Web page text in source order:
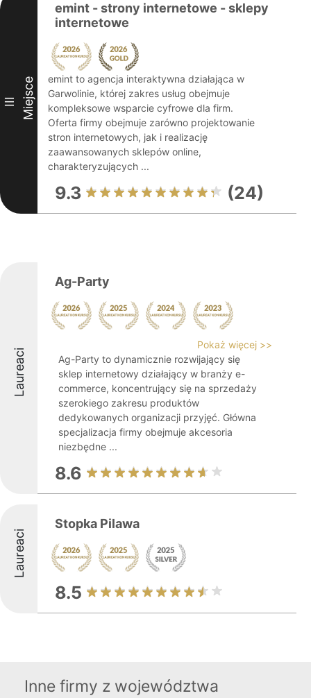
III Miejsce
emint - strony internetowe - sklepy
internetowe
emint to agencja interaktywna działająca w
Garwolinie, której zakres usług obejmuje
kompleksowe wsparcie cyfrowe dla firm.
Oferta firmy obejmuje zarówno projektowanie
stron internetowych, jak i realizację
zaawansowanych sklepów online,
charakteryzujących ...
9.3 (24)
Laureaci
Ag-Party
Pokaż więcej >>
Ag-Party to dynamicznie rozwijający się
sklep internetowy działający w branży e-
commerce, koncentrujący się na sprzedaży
szerokiego zakresu produktów
dedykowanych organizacji przyjęć. Główna
specjalizacja firmy obejmuje akcesoria
niezbędne ...
8.6
Laureaci
Stopka Pilawa
8.5
Inne firmy z województwa